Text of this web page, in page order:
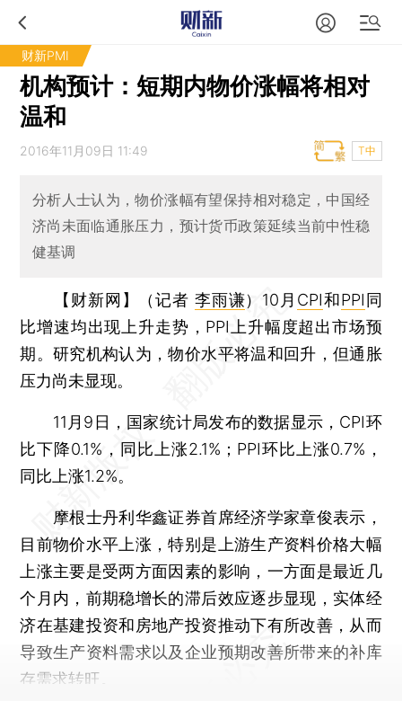
财新PMI
机构预计：短期内物价涨幅将相对
温和
2016年11月09日 11:49 T中
分析人士认为，物价涨幅有望保持相对稳定，中国经
济尚未面临通胀压力，预计货币政策延续当前中性稳
健基调
【财新网】（记者 李雨谦） 10月 CPI和PPI 同
比增速均出现上升走势，PPI上升幅度超出市场预
期。研究机构认为，物价水平将温和回升，但通胀
压力尚未显现。
11月9日，国家统计局发布的数据显示，CPI环
比下降0.1%，同比上涨2.1%；PPI环比上涨0.7%，
同比上涨1.2%。
摩根士丹利华鑫证券首席经济学家章俊表示，
目前物价水平上涨，特别是上游生产资料价格大幅
上涨主要是受两方面因素的影响，一方面是最近几
个月内，前期稳增长的滞后效应逐步显现，实体经
济在基建投资和房地产投资推动下有所改善，从而
导致生产资料需求以及企业预期改善所带来的补库
存需求转旺。